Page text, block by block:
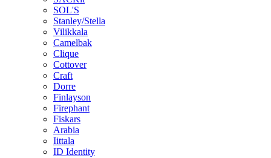
SOL'S
Stanley/Stella
Vilikkala
Camelbak
Clique
Cottover
Craft
Dorre
Finlayson
Firephant
Fiskars
Arabia
Iittala
ID Identity